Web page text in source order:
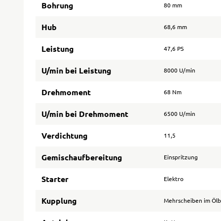
Bohrung 80 mm
Hub 68,6 mm
Leistung 47,6 PS
U/min bei Leistung 8000 U/min
Drehmoment 68 Nm
U/min bei Drehmoment 6500 U/min
Verdichtung 11,5
Gemischaufbereitung Einspritzung
Starter Elektro
Kupplung Mehrscheiben im